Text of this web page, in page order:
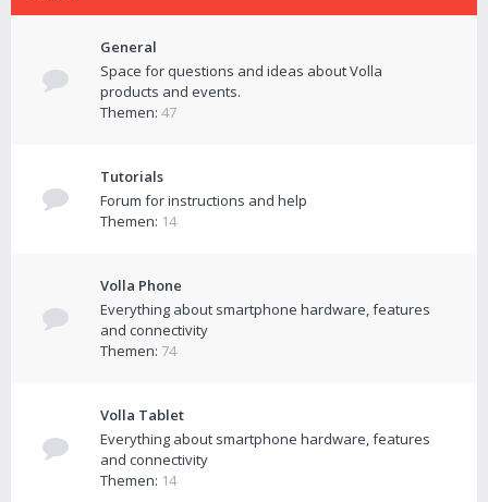
General
Space for questions and ideas about Volla
products and events.
Themen: 47
Tutorials
Forum for instructions and help
Themen: 14
Volla Phone
Everything about smartphone hardware, features
and connectivity
Themen: 74
Volla Tablet
Everything about smartphone hardware, features
and connectivity
Themen: 14